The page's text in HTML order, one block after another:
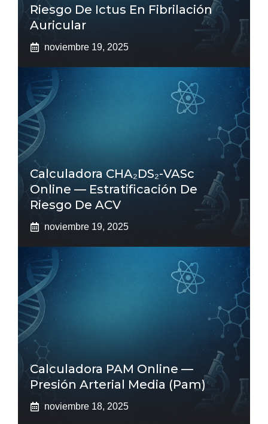
Riesgo De Ictus En Fibrilación
Auricular
noviembre 19, 2025
Calculadora CHA₂DS₂-VASc
Online — Estratificación De
Riesgo De ACV
noviembre 19, 2025
Calculadora PAM Online —
Presión Arterial Media (pam)
noviembre 18, 2025